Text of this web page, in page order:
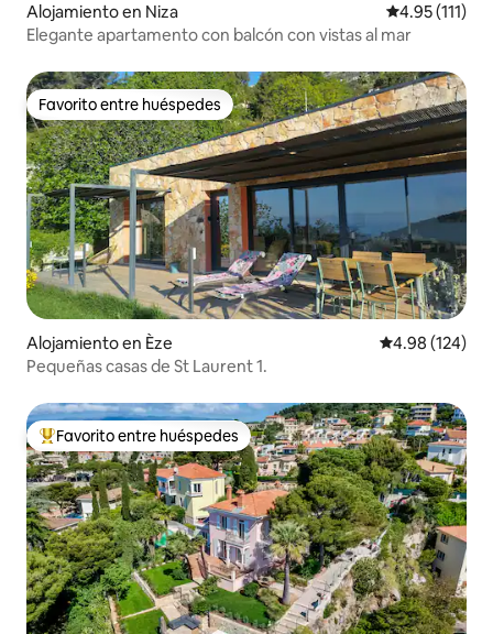
Alojamiento en Niza Calificación
4.95 (111)
Elegante apartamento con balcón con vistas al mar
Favorito entre huéspedes
Favorito entre huéspedes
Alojamiento en Èze Calificación
4.98 (124)
Pequeñas casas de St Laurent 1.
Favorito entre huéspedes preferido
Favorito entre huéspedes